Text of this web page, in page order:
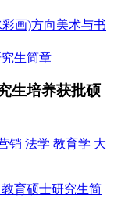
画)方向美术与书
生简章
生培养获批硕
销 法学 教育学 大
育硕士研究生简